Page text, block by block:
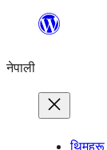
सामग्रीमा
नेपाली
थिमहरू